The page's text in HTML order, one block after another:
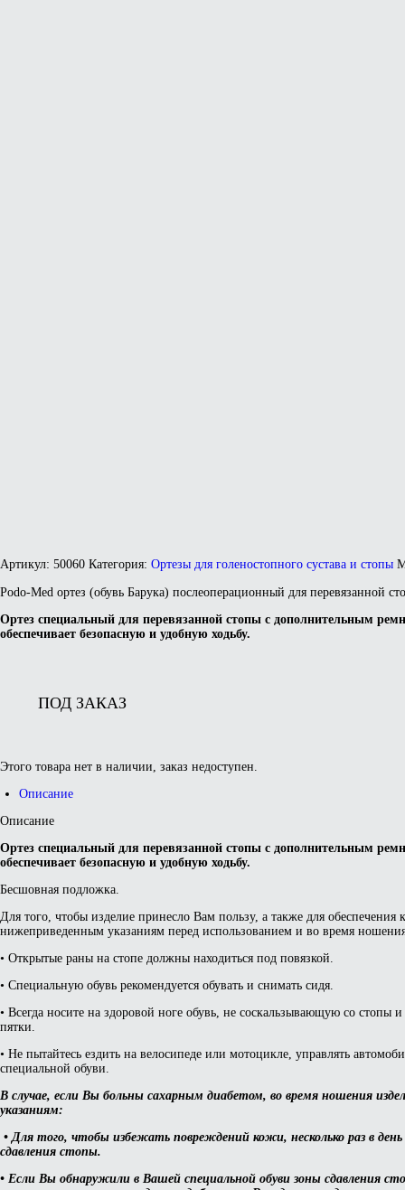
Артикул: 50060 Категория: Ортезы для голеностопного сустава и стопы
Podo-Med ортез (обувь Барука) послеоперационный для перевязанной
Ортез специальный для перевязанной стопы с дополнительным
обеспечивает безопасную и удобную ходьбу.
ПОД ЗАКАЗ
Этого товара нет в наличии, заказ недоступен.
Описание
Описание
Ортез специальный для перевязанной стопы с дополнительным
обеспечивает безопасную и удобную ходьбу.
Бесшовная подложка.
Для того, чтобы изделие принесло Вам пользу, а также для обеспечения
нижеприведенным указаниям перед использованием и во время
• Открытые раны на стопе должны находиться под повязкой.
• Специальную обувь рекомендуется обувать и снимать сидя.
• Всегда носите на здоровой ноге обувь, не соскальзывающую со
пятки.
• Не пытайтесь ездить на велосипеде или мотоцикле, управлять
специальной обуви.
В случае, если Вы больны сахарным диабетом, во время ношения
указаниям:
• Для того, чтобы избежать повреждений кожи, несколько раз в
сдавления стопы.
• Если Вы обнаружили в Вашей специальной обуви зоны сдавления